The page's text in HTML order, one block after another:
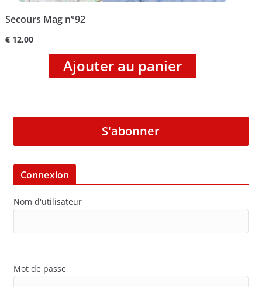
Secours Mag n°92
€12,00
Ajouter au panier
S'abonner
Connexion
Nom d'utilisateur
Mot de passe